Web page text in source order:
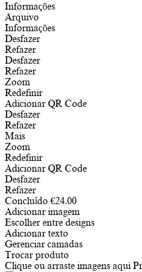
Informações
Arquivo
Informações
Desfazer
Refazer
Desfazer
Refazer
Zoom
Redefinir
Adicionar QR Code
Desfazer
Refazer
Mais
Zoom
Redefinir
Adicionar QR Code
Desfazer
Refazer
Concluído €24.00
Adicionar imagem
Escolher entre designs
Adicionar texto
Gerenciar camadas
Trocar produto
Clique ou arraste imagens aqui